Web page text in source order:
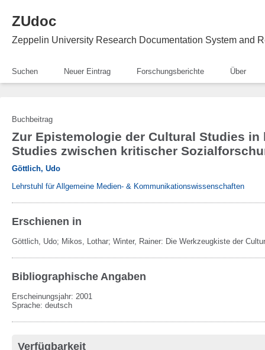
ZUdoc
Zeppelin University Research Documentation System and
Suchen Neuer Eintrag Forschungsberichte Über
Buchbeitrag
Zur Epistemologie der Cultural Studies
Studies zwischen kritischer
Göttlich, Udo
Lehrstuhl für Allgemeine Medien- & Kommunikationswissenschaften
Erschienen in
Göttlich, Udo; Mikos, Lothar; Winter, Rainer: Die Werkzeugkiste der
Bibliographische Angaben
Erscheinungsjahr: 2001
Sprache: deutsch
Verfügbarkeit